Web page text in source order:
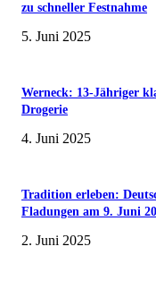
zu schneller Festnahme
5. Juni 2025
Werneck: 13-Jähriger
Drogerie
4. Juni 2025
Tradition erleben:
Fladungen am 9. Juni
2. Juni 2025